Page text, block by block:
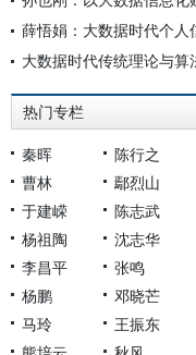
薛悟娟：大数据时代个
大数据时代传统理论与算
热门专栏
秦晖 陈行之
曹林
鄢烈山
于建嵘
陈志武
杨祖陶
沈志华
李昌平
张鸣
杨鹏
邓晓芒
马玲
王振东